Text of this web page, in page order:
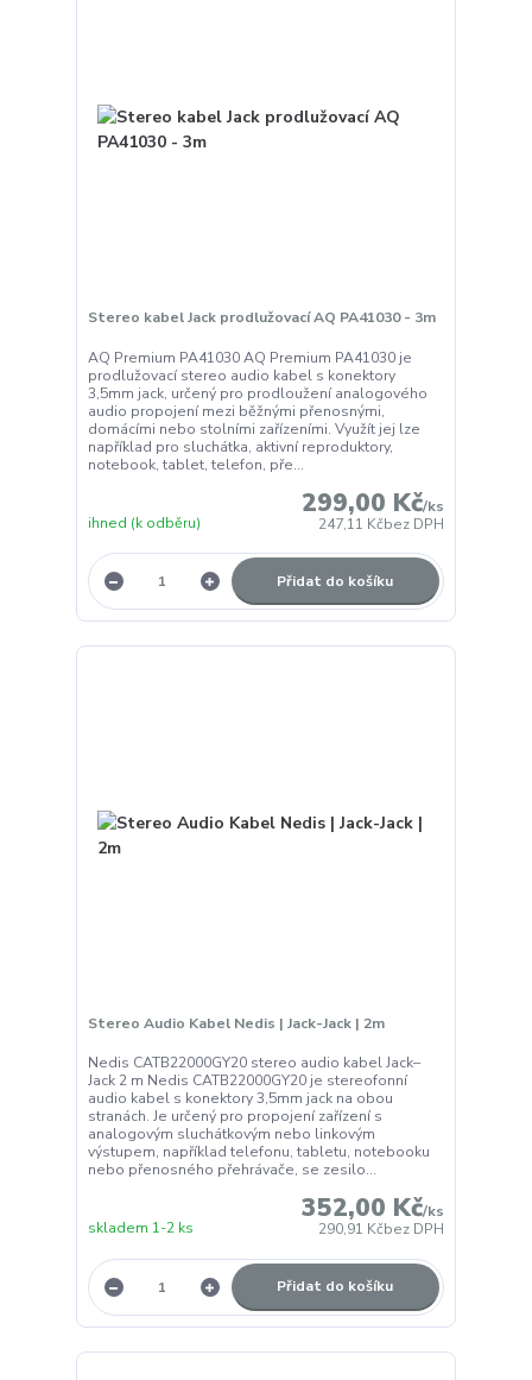
Stereo kabel Jack prodlužovací AQ PA41030 - 3m
AQ Premium PA41030 AQ Premium PA41030 je
prodlužovací stereo audio kabel s konektory
3,5mm jack, určený pro prodloužení analogového
audio propojení mezi běžnými přenosnými,
domácími nebo stolními zařízeními. Využít jej lze
například pro sluchátka, aktivní reproduktory,
notebook, tablet, telefon, pře...
299,00 Kč/ks
247,11 Kčbez DPH
ihned (k odběru)
Přidat do košíku
Stereo Audio Kabel Nedis | Jack-Jack | 2m
Nedis CATB22000GY20 stereo audio kabel Jack–
Jack 2 m Nedis CATB22000GY20 je stereofonní
audio kabel s konektory 3,5mm jack na obou
stranách. Je určený pro propojení zařízení s
analogovým sluchátkovým nebo linkovým
výstupem, například telefonu, tabletu, notebooku
nebo přenosného přehrávače, se zesilo...
352,00 Kč/ks
290,91 Kčbez DPH
skladem 1-2 ks
Přidat do košíku